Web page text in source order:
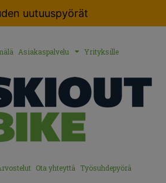
uutuuspyörät
Asiakaspalvelu Yrityksille
Ota yhteyttä Työsuhdepyörä